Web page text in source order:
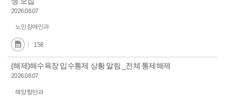
2026.08.07
노인장애인과
158
(해제)해수욕장 입수통제 상황 알림 _전체 통제해제
2026.08.07
해양항만과